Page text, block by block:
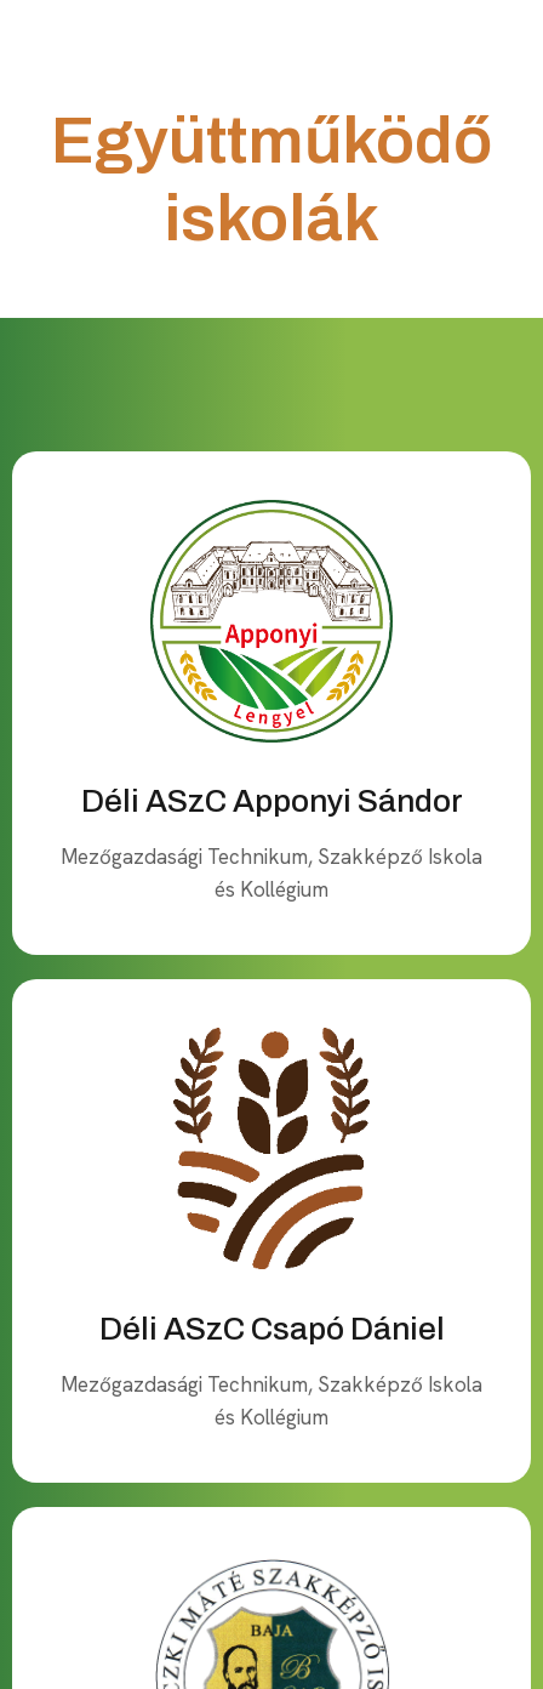
Együttműködő
iskolák
Déli ASzC Apponyi Sándor
Mezőgazdasági Technikum, Szakképző Iskola
és Kollégium
Déli ASzC Csapó Dániel
Mezőgazdasági Technikum, Szakképző Iskola
és Kollégium